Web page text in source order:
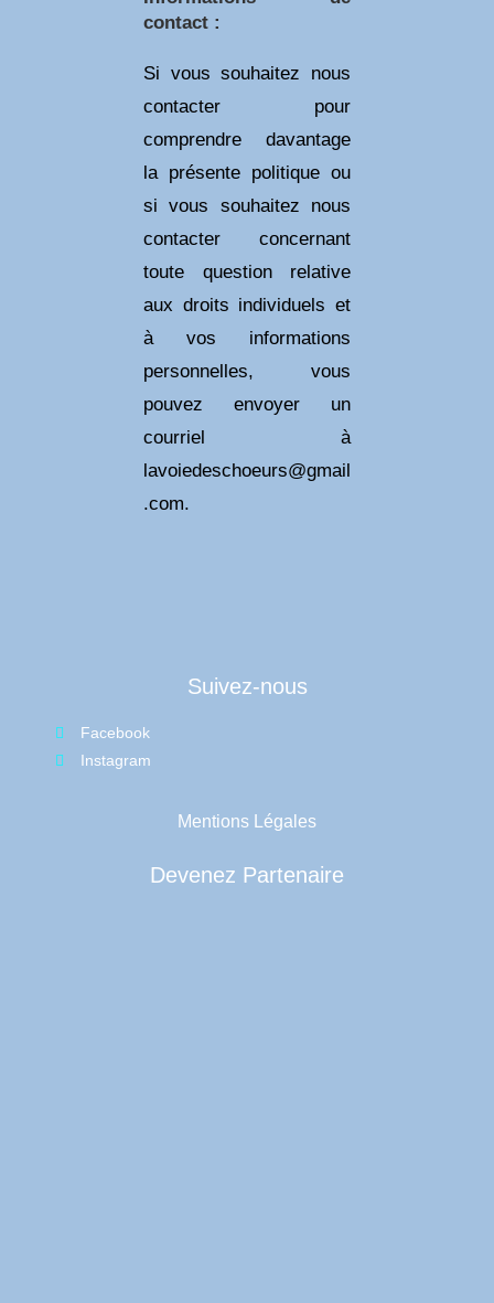
contact :
Si vous souhaitez nous
contacter pour
comprendre davantage
la présente politique ou
si vous souhaitez nous
contacter concernant
toute question relative
aux droits individuels et
à vos informations
personnelles, vous
pouvez envoyer un
courriel à
lavoiedeschoeurs@gmail
.com.
Suivez-nous
Facebook
Instagram
Mentions Légales
Devenez Partenaire